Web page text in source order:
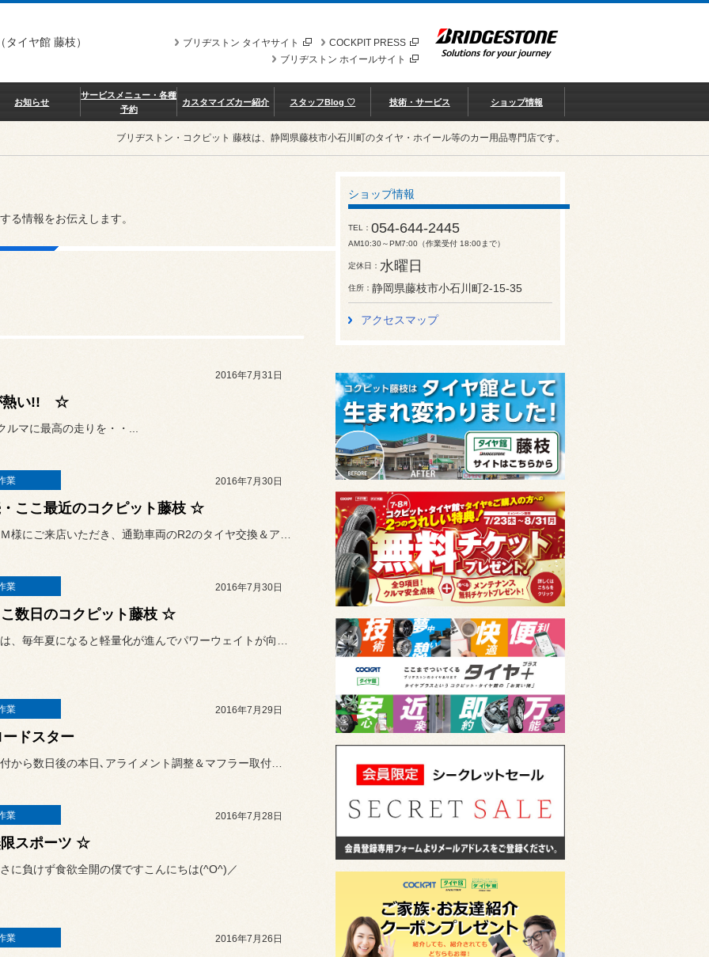
イヤ館 藤枝） COCKPIT PRESS
ブリヂストン タイヤサイト
ブリヂストン ホイールサイト
お知らせ
サービスメニュー・各種
予約
カスタマイズカー紹介 スタッフBlog ♡ 技術・サービス ショップ情報
ブリヂストン・コクピット 藤枝は、静岡県藤枝市小石川町のタイヤ・ホイール等のカー用品専門店です。
る情報をお伝えします。
2016年7月31日
熱い!! ☆
マに最高の走りを・・...
業 2016年7月30日
ここ最近のコクピット藤枝 ☆
業 2016年7月30日
数日のコクピット藤枝 ☆
業 2016年7月29日
ドスター
業 2016年7月28日
スポーツ ☆
に負けず食欲全開の僕ですこんにちは(^O^)／
業 2016年7月26日
ショップ情報
TEL 054-644-2445
AM10:30～PM7:00（作業受付 18:00まで）
定休日 水曜日
住所 静岡県藤枝市小石川町2-15-35
アクセスマップ